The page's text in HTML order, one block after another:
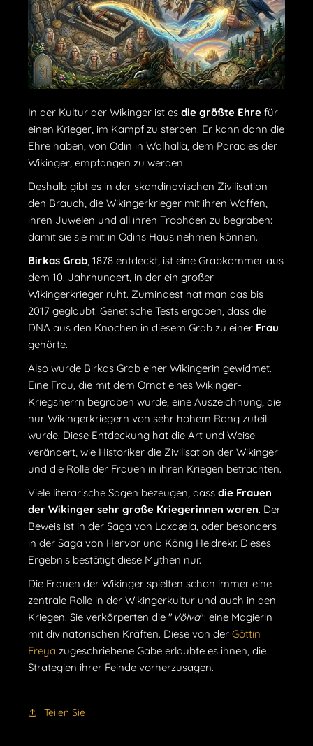
In der Kultur der Wikinger ist es die größte Ehre für
einen Krieger, im Kampf zu sterben. Er kann dann die
Ehre haben, von Odin in Walhalla, dem Paradies der
Wikinger, empfangen zu werden.
Deshalb gibt es in der skandinavischen Zivilisation
den Brauch, die Wikingerkrieger mit ihren Waffen,
ihren Juwelen und all ihren Trophäen zu begraben:
damit sie sie mit in Odins Haus nehmen können.
Birkas Grab , 1878 entdeckt, ist eine Grabkammer aus
dem 10. Jahrhundert, in der ein großer
Wikingerkrieger ruht. Zumindest hat man das bis
2017 geglaubt. Genetische Tests ergaben, dass die
DNA aus den Knochen in diesem Grab zu einer Frau
gehörte.
Also wurde Birkas Grab einer Wikingerin gewidmet.
Eine Frau, die mit dem Ornat eines Wikinger-
Kriegsherrn begraben wurde, eine Auszeichnung, die
nur Wikingerkriegern von sehr hohem Rang zuteil
wurde. Diese Entdeckung hat die Art und Weise
verändert, wie Historiker die Zivilisation der Wikinger
und die Rolle der Frauen in ihren Kriegen betrachten.
Viele literarische Sagen bezeugen, dass die Frauen
der Wikinger sehr große Kriegerinnen waren. Der
Beweis ist in der Saga von Laxdæla, oder besonders
in der Saga von Hervor und König Heidrekr. Dieses
Ergebnis bestätigt diese Mythen nur.
Die Frauen der Wikinger spielten schon immer eine
zentrale Rolle in der Wikingerkultur und auch in den
Kriegen. Sie verkörperten die " Völva": eine Magierin
mit divinatorischen Kräften. Diese von der Göttin
Freya zugeschriebene Gabe erlaubte es ihnen, die
Strategien ihrer Feinde vorherzusagen.
Teilen Sie